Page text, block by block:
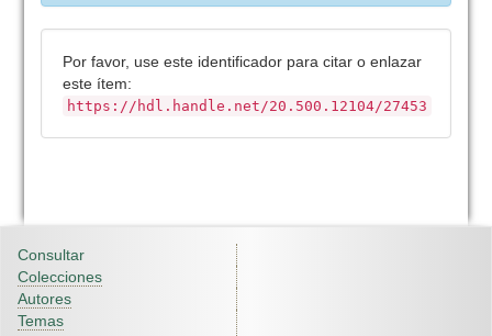
Por favor, use este identificador para citar o enlazar
este ítem:
https://hdl.handle.net/20.500.12104/27453
Consultar
Colecciones
Autores
Temas